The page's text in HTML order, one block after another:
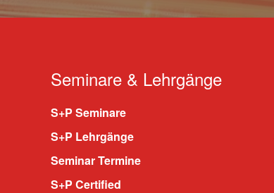
Seminare & Lehrgänge
S+P Seminare
S+P Lehrgänge
Seminar Termine
S+P Certified